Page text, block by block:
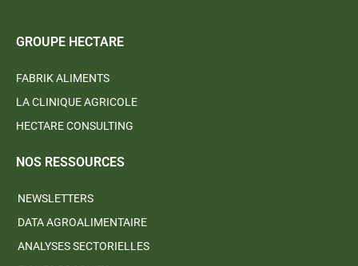
GROUPE HECTARE
FABRIK ALIMENTS
LA CLINIQUE AGRICOLE
HECTARE CONSULTING
NOS RESSOURCES
NEWSLETTERS
DATA AGROALIMENTAIRE
ANALYSES SECTORIELLES